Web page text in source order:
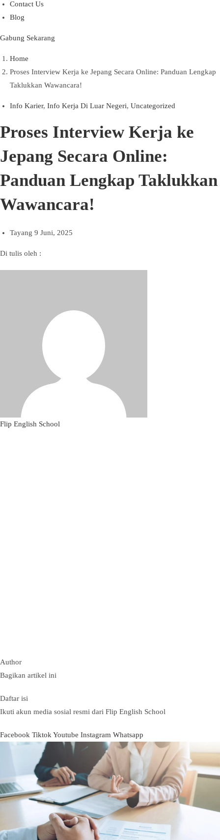
Contact Us
Blog
Gabung Sekarang
Home
Proses Interview Kerja ke Jepang Secara Online: Panduan Lengkap
Taklukkan Wawancara!
Info Karier, Info Kerja Di Luar Negeri, Uncategorized
Proses Interview Kerja ke
Jepang Secara Online:
Panduan Lengkap Taklukkan
Wawancara!
Tayang 9 Juni, 2025
Di tulis oleh :
Flip English School
Author
Bagikan artikel ini
Daftar isi
Ikuti akun media sosial resmi dari Flip English School
Facebook Tiktok Youtube Instagram Whatsapp